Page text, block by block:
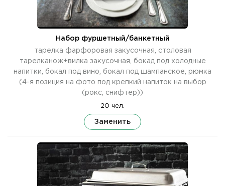
Набор фуршетный/банкетный
тарелка фарфоровая закусочная, столовая
тарелканож+вилка закусочная, бокад под холодные
напитки, бокал под вино, бокал под шампанское, рюмка
(4-я позиция на фото под крепкий напиток на выбор
(рокс, снифтер))
20 чел.
Заменить